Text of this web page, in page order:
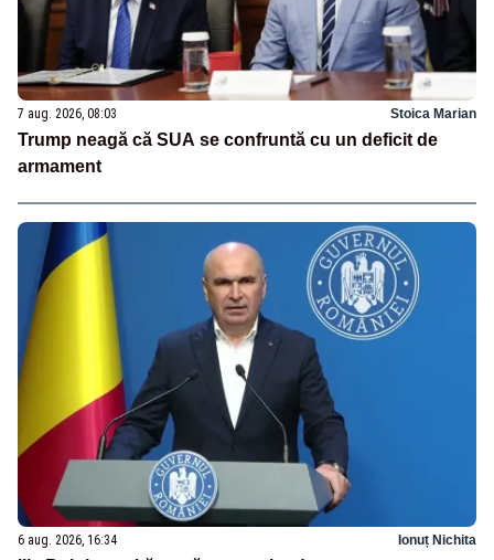
7 aug. 2026, 08:03 Stoica Marian
Trump neagă că SUA se confruntă cu un deficit de
armament
6 aug. 2026, 16:34 Ionuț Nichita